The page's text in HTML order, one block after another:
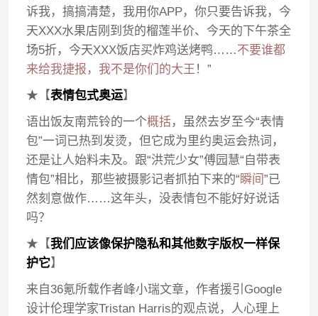
诉我，搞搞清楚，我用你APP，你只要告诉我，今
天XXX水果店刚到货的榴莲半价、今天的下午茶全
场5折，今天XXX饭店买炸鸡送烤鸭……不要谁都
来给我捷报，我不是你们的大王 ！”
★【表情包式奥运】
语出饭友南荒铃的一个概括，虽然去岁至今“表情
包”一词已热到发烫，但它成为里约奥运会热词，
还是让人始料未及。跟“洪荒少女”傅园慧“自带表
情包”相比，那些被摄影记者抓拍下来的“瞬间”已
然刻意做作……这年头，没表情包不能好好说话
吗？
★【我们应该像保护隐私和其他数字版权一样保
护它】
来自36氪所载作者峰小瑞文章，作者援引Google
设计伦理学家Tristan Harris的观点说，人心理上